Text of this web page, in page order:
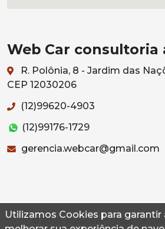
Utilizamos Cookies para garantir
Web Car consultoria
R. Polônia, 8 - Jardim das
CEP 12030206
(12)99620-4903
(12)99176-1729
gerencia.webcar@gmail.com
© 2026 Autoconf. Todos os